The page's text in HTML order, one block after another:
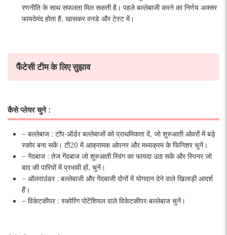
रणनीति के साथ सफलता मिल सकती है। पहले बल्लेबाजी करने का निर्णय अक्सर
फायदेमंद होता है, खासकर वनडे और टेस्ट में।
फैंटेसी टीम के लिए सुझाव
कैसे प्लेयर चुने :
– बल्लेबाज : टॉप-ऑर्डर बल्लेबाजों को प्राथमिकता दें, जो शुरुआती ओवरों में बड़े
स्कोर बना सकें। टी20 में आक्रामक ओपनर और मध्यक्रम के फिनिशर चुनें।
– गेंदबाज : तेज गेंदबाज जो शुरुआती स्विंग का फायदा उठा सकें और स्पिनर जो
बाद की पारियों में प्रभावी हों, चुनें।
– ऑलराउंडर : बल्लेबाजी और गेंदबाजी दोनों में योगदान देने वाले खिलाड़ी आदर्श
हैं।
– विकेटकीपर : स्कोरिंग पोटेंशियल वाले विकेटकीपर-बल्लेबाज चुनें।